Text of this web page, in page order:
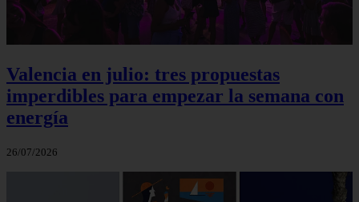
Valencia en julio: tres propuestas
imperdibles para empezar la semana con
energía
26/07/2026